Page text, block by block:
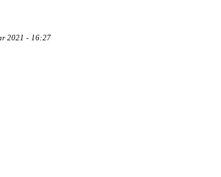
2021 - 16:27